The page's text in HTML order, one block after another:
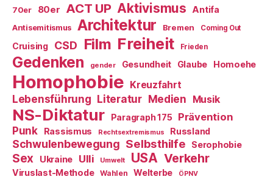
70er 80er ACT UP Aktivismus Antifa
Antisemitismus Architektur Bremen Coming Out
Cruising CSD Film Freiheit Frieden
Gedenken gender Gesundheit Glaube Homoehe
Homophobie Kreuzfahrt
Lebensführung Literatur Medien Musik
NS-Diktatur Paragraph 175
Prävention
Punk
Rassismus Rechtsextremismus Russland
Schwulenbewegung Selbsthilfe Serophobie
Sex Ukraine Ulli Umwelt USA Verkehr
Viruslast-Methode Wahlen Welterbe ÖPNV